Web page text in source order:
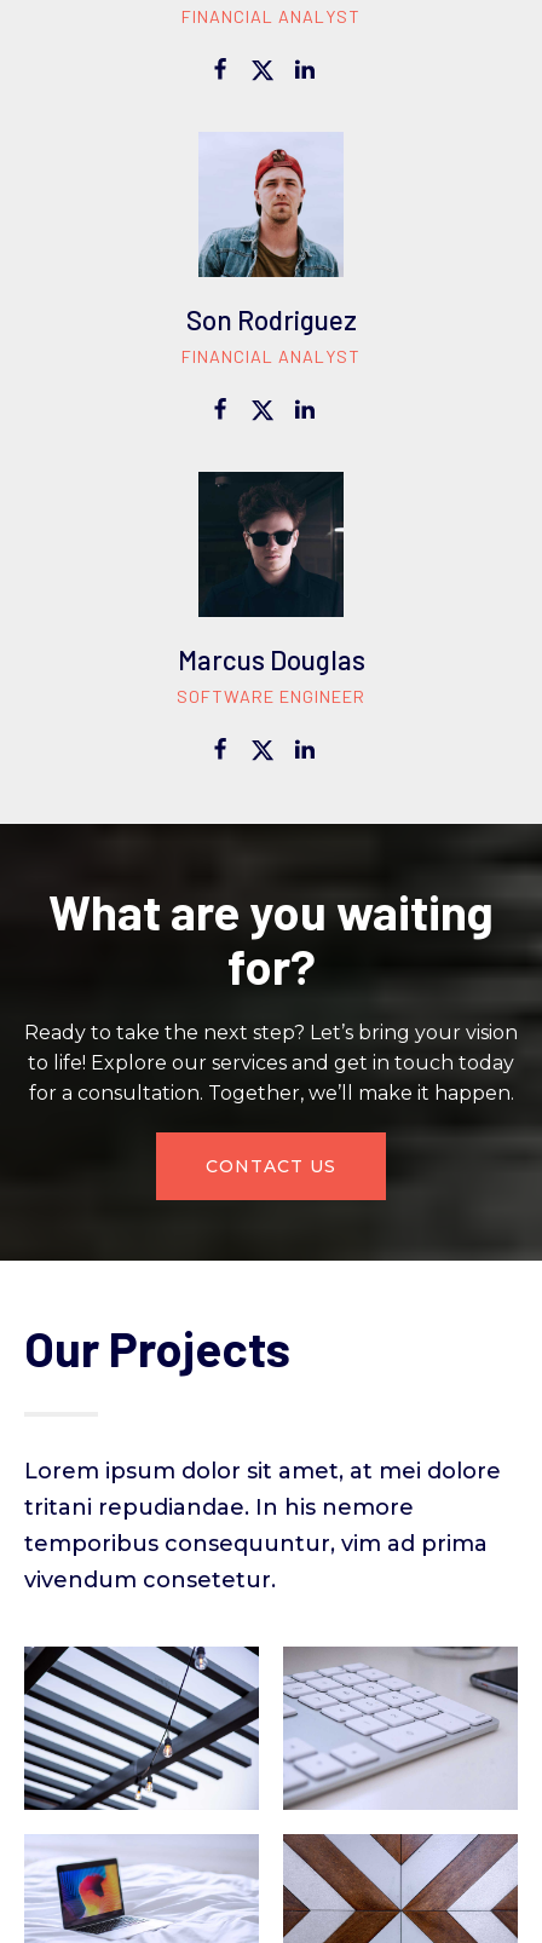
FINANCIAL ANALYST
Son Rodriguez
FINANCIAL ANALYST
Marcus Douglas
SOFTWARE ENGINEER
What are you waiting
for?
Ready to take the next step? Let’s bring your vision
to life! Explore our services and get in touch today
for a consultation. Together, we’ll make it happen.
CONTACT US
Our Projects
Lorem ipsum dolor sit amet, at mei dolore
tritani repudiandae. In his nemore
temporibus consequuntur, vim ad prima
vivendum consetetur.